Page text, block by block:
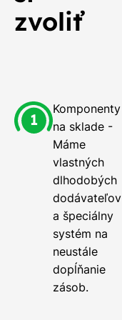
zvoliť
Komponenty
na sklade -
Máme
vlastných
dlhodobých
dodávateľov
a špeciálny
systém na
neustále
dopĺňanie
zásob.